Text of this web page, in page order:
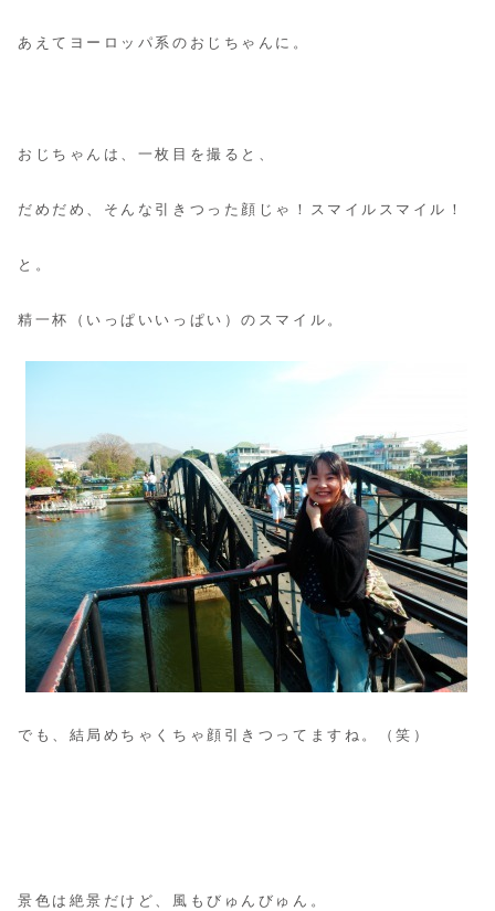
あえてヨーロッパ系のおじちゃんに。
おじちゃんは、一枚目を撮ると、
だめだめ、そんな引きつった顔じゃ！スマイルスマイル！
と。
精一杯（いっぱいいっぱい）のスマイル。
でも、結局めちゃくちゃ顔引きつってますね。（笑）
景色は絶景だけど、風もびゅんびゅん。